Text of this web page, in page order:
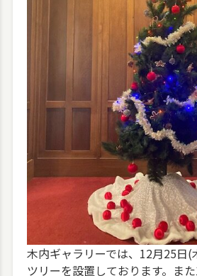
木内ギャラリーでは、12月25日(
ツリーを設置しております。ま